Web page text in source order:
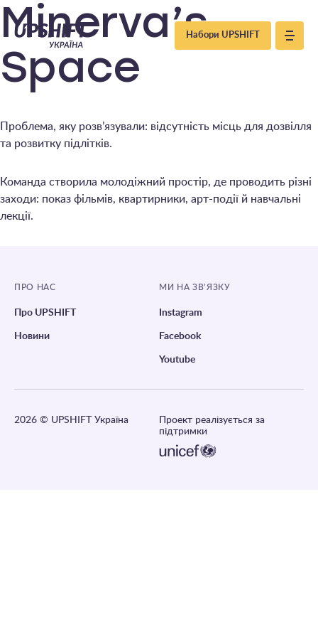
Upshift
–
Україна
Набори UPSHIFT
Minerva’s
Space
Проблема, яку розв’язували: відсутність місць для дозвілля
та розвитку підлітків.
Команда створила молодіжний простір, де проводить різні
заходи: показ фільмів, квартирники, арт-події й навчальні
лекції.
ПРО НАС
Про UPSHIFT
Новини
МИ НА ЗВ’ЯЗКУ
Instagram
Facebook
Youtube
2026 © UPSHIFT Україна
Проект реалізується за
підтримки